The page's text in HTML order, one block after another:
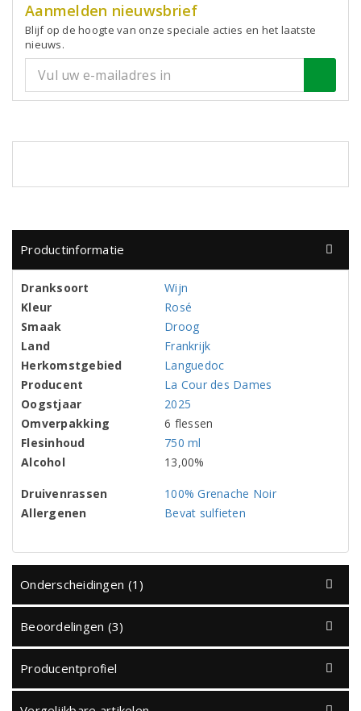
Aanmelden nieuwsbrief
Blijf op de hoogte van onze speciale acties en het laatste
nieuws.
Productinformatie
Dranksoort
Wijn
Kleur
Rosé
Smaak
Droog
Land
Frankrijk
Herkomstgebied
Languedoc
Producent
La Cour des Dames
Oogstjaar
2025
Omverpakking
6 flessen
Flesinhoud
750 ml
Alcohol
13,00%
Druivenrassen
100% Grenache Noir
Allergenen
Bevat sulfieten
Onderscheidingen (1)
Beoordelingen (3)
Producentprofiel